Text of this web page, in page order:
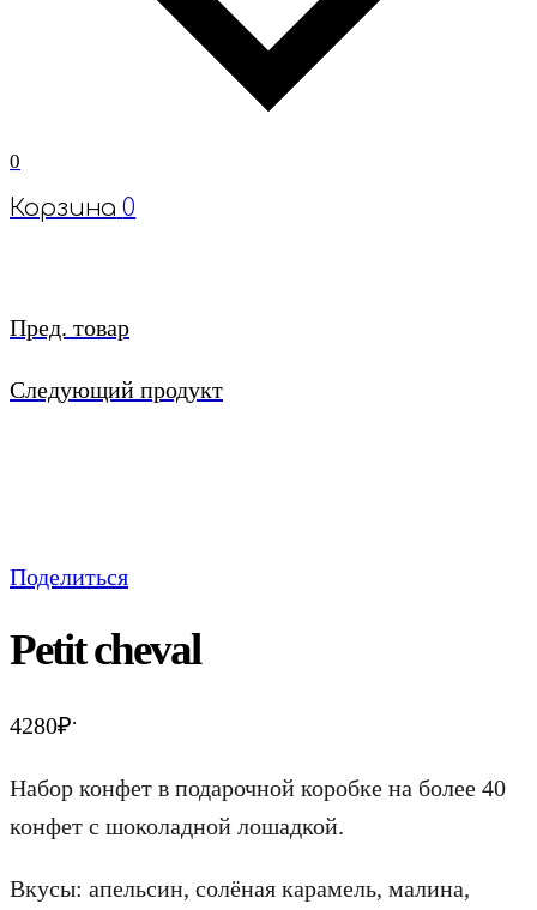
0
Корзина 0
Пред. товар
Следующий продукт
Поделиться
Petit cheval
4280₽.
Набор конфет в подарочной коробке на более 40
конфет с шоколадной лошадкой.
Вкусы: апельсин, солёная карамель, малина,